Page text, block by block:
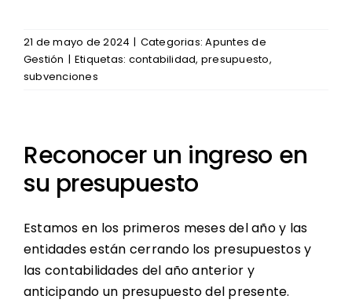
21 de mayo de 2024 | Categorias:Apuntes de
Gestión | Etiquetas: contabilidad, presupuesto,
subvenciones
Reconocer un ingreso en
su presupuesto
Estamos en los primeros meses del año y las
entidades están cerrando los presupuestos y
las contabilidades del año anterior y
anticipando un presupuesto del presente.